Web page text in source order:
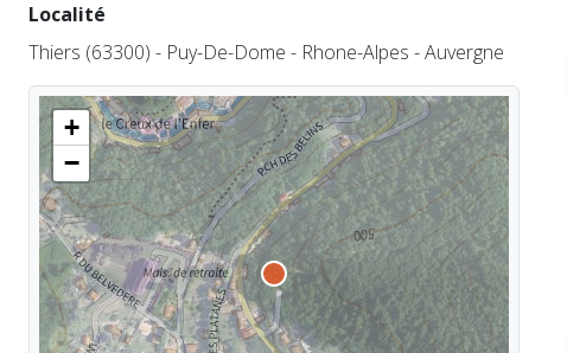
Localité
Thiers (63300) - Puy-De-Dome - Rhone-Alpes - Auvergne
+
−